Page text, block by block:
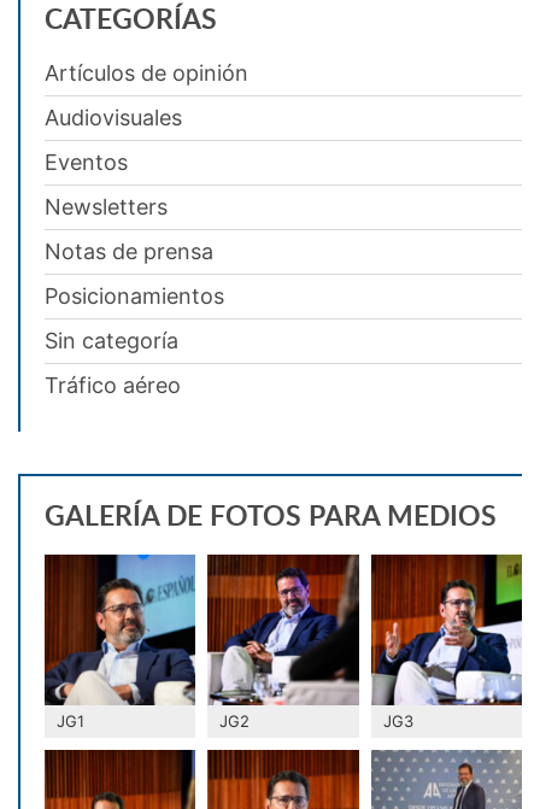
CATEGORÍAS
Artículos de opinión
Audiovisuales
Eventos
Newsletters
Notas de prensa
Posicionamientos
Sin categoría
Tráfico aéreo
GALERÍA DE FOTOS PARA MEDIOS
JG1 JG2 JG3